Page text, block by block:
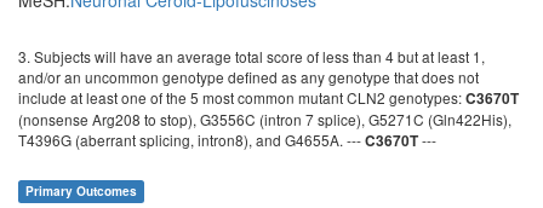
3. Subjects will have an average total score of less than 4 but at least 1,
and/or an uncommon genotype defined as any genotype that does not
include at least one of the 5 most common mutant CLN2 genotypes:C3670T
(nonsense Arg208 to stop), G3556C (intron 7 splice), G5271C (Gln422His),
T4396G (aberrant splicing, intron8), and G4655A. ---C3670T---
Primary Outcomes